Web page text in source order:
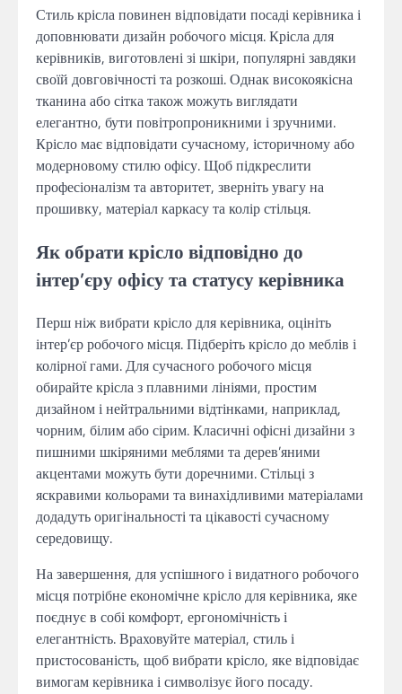
Стиль крісла повинен відповідати посаді керівника і
доповнювати дизайн робочого місця. Крісла для
керівників, виготовлені зі шкіри, популярні завдяки
своїй довговічності та розкоші. Однак високоякісна
тканина або сітка також можуть виглядати
елегантно, бути повітропроникними і зручними.
Крісло має відповідати сучасному, історичному або
модерновому стилю офісу. Щоб підкреслити
професіоналізм та авторитет, зверніть увагу на
прошивку, матеріал каркасу та колір стільця.
Як обрати крісло відповідно до
інтер’єру офісу та статусу керівника
Перш ніж вибрати крісло для керівника, оцініть
інтер’єр робочого місця. Підберіть крісло до меблів і
колірної гами. Для сучасного робочого місця
обирайте крісла з плавними лініями, простим
дизайном і нейтральними відтінками, наприклад,
чорним, білим або сірим. Класичні офісні дизайни з
пишними шкіряними меблями та дерев’яними
акцентами можуть бути доречними. Стільці з
яскравими кольорами та винахідливими матеріалами
додадуть оригінальності та цікавості сучасному
середовищу.
На завершення, для успішного і видатного робочого
місця потрібне економічне крісло для керівника, яке
поєднує в собі комфорт, ергономічність і
елегантність. Враховуйте матеріал, стиль і
пристосованість, щоб вибрати крісло, яке відповідає
вимогам керівника і символізує його посаду.